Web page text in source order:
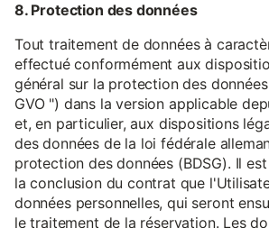
8. Protection des données
Tout traitement de données à
effectué conformément aux
général sur la protection des
GVO ") dans la version applicable
et, en particulier, aux dispositions
des données de la loi fédérale
protection des données (BDSG). Il
la conclusion du contrat que
données personnelles, qui seront
le traitement de la réservation. Les